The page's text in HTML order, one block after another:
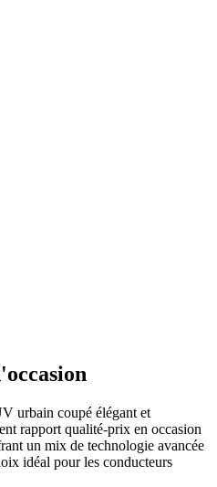
urbain coupé élégant et
rapport qualité-prix en occasion
un mix de technologie avancée
idéal pour les conducteurs